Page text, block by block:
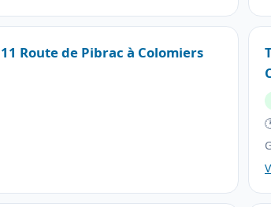
Route de Pibrac à Colomiers